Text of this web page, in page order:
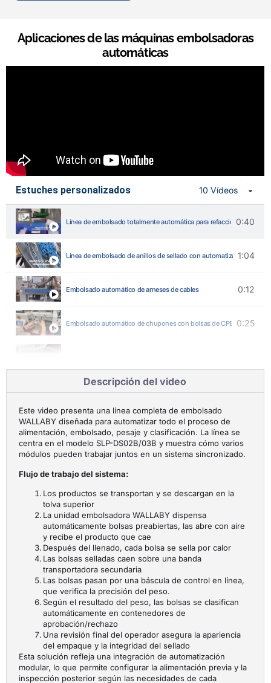
Aplicaciones de las máquinas embolsadoras
automáticas
Estuches personalizados 10 Vídeos
Línea de embolsado totalmente automática para refacciones0:40
Línea de embolsado de anillos de sellado con automatización
1:04
Embolsado automático de arneses de cables 0:12
Embolsado automático de chupones con bolsas de CPE 0:25
Embolsado automático de cables de carga 0:24
Bolsa de vacío con manguera
Demo de la función de seguridad antipinzamiento 0:19
Impresión por transferencia térmica (TTO) en acción
Demo de calidad de sellado
Descripción del video
Este video presenta una línea completa de embolsado
WALLABY diseñada para automatizar todo el proceso de
alimentación, embolsado, pesaje y clasificación. La línea se
centra en el modelo SLP-DS02B/03B y muestra cómo varios
módulos pueden trabajar juntos en un sistema sincronizado.
Flujo de trabajo del sistema:
Los productos se transportan y se descargan en la
tolva superior
La unidad embolsadora WALLABY dispensa
automáticamente bolsas preabiertas, las abre con aire
y recibe el producto que cae
Después del llenado, cada bolsa se sella por calor
Las bolsas selladas caen sobre una banda
transportadora secundaria
Las bolsas pasan por una báscula de control en línea,
que verifica la precisión del peso.
Según el resultado del peso, las bolsas se clasifican
automáticamente en contenedores de
aprobación/rechazo
Una revisión final del operador asegura la apariencia
del empaque y la integridad del sellado
Esta solución refleja una integración de automatización
modular, lo que permite configurar la alimentación previa y la
inspección posterior según las necesidades de cada